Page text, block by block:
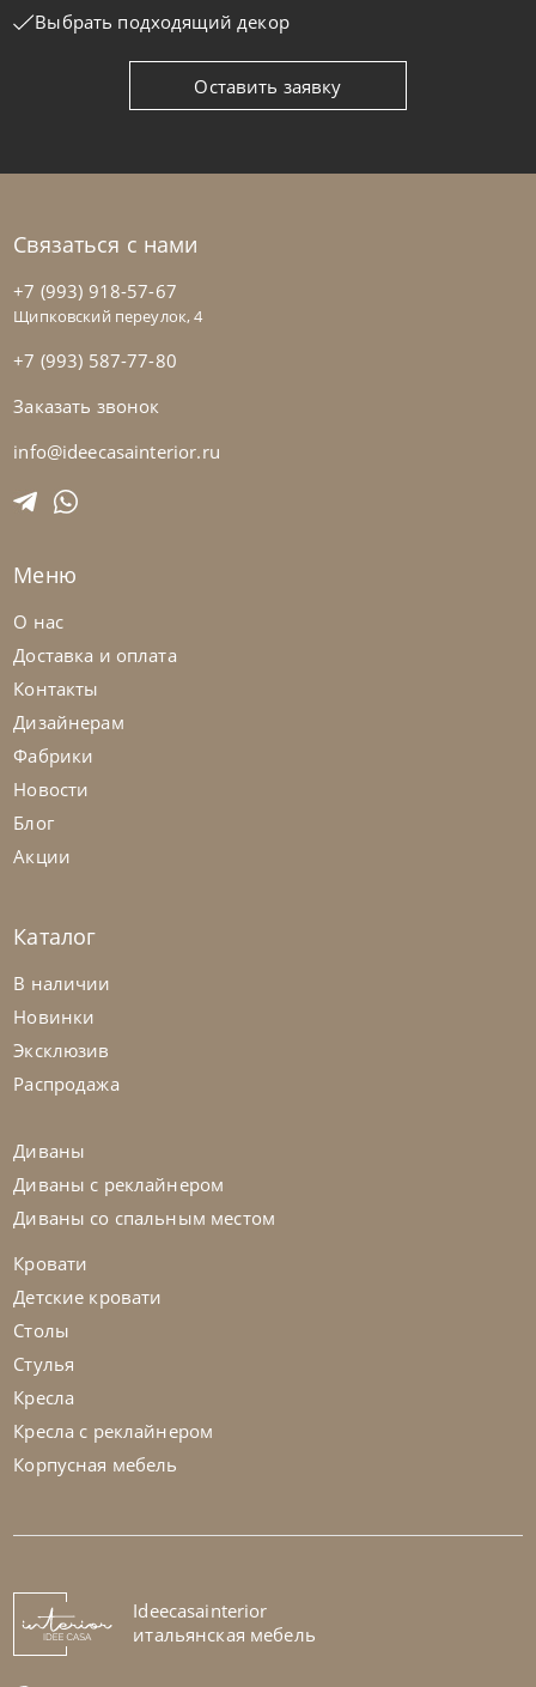
Cattelan Italia
Стол обеденный Mad Max Keramik
Cattelan Italia
Стол обеденный Napoleon Keramik
Premium
Стол обеденный Napoleon Wood
На заказ 45-90 дн
Выбрать подходящий декор
Оставить заявку
Связаться с нами
+7 (993) 918-57-67
Щипковский переулок, 4
+7 (993) 587-77-80
Заказать звонок
info@ideecasainterior.ru
Меню
О нас
Доставка и оплата
Контакты
Дизайнерам
Фабрики
Новости
Блог
Акции
Каталог
В наличии
Новинки
Эксклюзив
Распродажа
Диваны
Диваны с реклайнером
Диваны со спальным местом
Кровати
Детские кровати
Столы
Стулья
Кресла
Кресла с реклайнером
Корпусная мебель
Ideecasainterior
итальянская мебель